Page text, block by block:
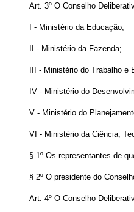
Art. 3º O Conselho
I - Ministério da Educação;
II - Ministério da Fazenda;
III - Ministério do Trabalho e
IV - Ministério do
V - Ministério do
VI - Ministério da Ciência,
§ 1º Os representantes de
§ 2º O presidente do
Art. 4º O Conselho